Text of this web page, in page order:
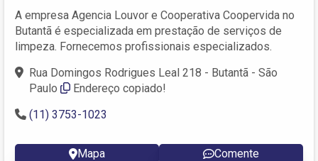
A empresa Agencia Louvor e Cooperativa Coopervida no
Butantã é especializada em prestação de serviços de
limpeza. Fornecemos profissionais especializados.
Rua Domingos Rodrigues Leal 218 - Butantã - São
Paulo
Endereço copiado!
(11) 3753-1023
Mapa Comente